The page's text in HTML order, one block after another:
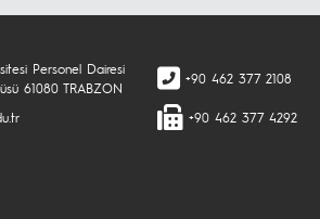
Personel Dairesi
61080 TRABZON
+90 462 377 2108
+90 462 377 4292